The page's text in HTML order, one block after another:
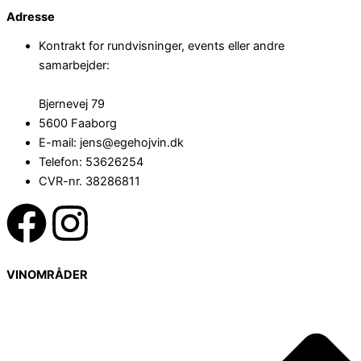
Adresse
Kontrakt for rundvisninger, events eller andre
samarbejder:
Bjernevej 79
5600 Faaborg
E-mail: jens@egehojvin.dk
Telefon: 53626254
CVR-nr. 38286811
F
a
I
n
VINOMRÅDER